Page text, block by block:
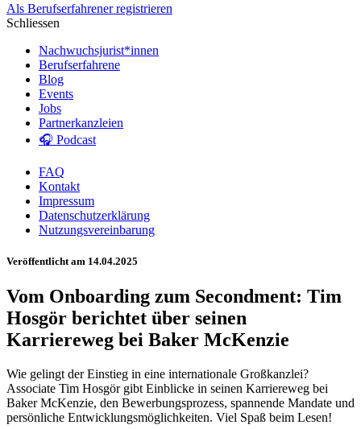
Als Berufserfahrener registrieren
Schliessen
Nachwuchsjurist*innen
Berufserfahrene
Blog
Events
Jobs
Partnerkanzleien
🎧 Podcast
FAQ
Kontakt
Impressum
Datenschutzerklärung
Nutzungsvereinbarung
Veröffentlicht am 14.04.2025
Vom Onboarding zum Secondment: Tim
Hosgör berichtet über seinen
Karriereweg bei Baker McKenzie
Wie gelingt der Einstieg in eine internationale Großkanzlei?
Associate Tim Hosgör gibt Einblicke in seinen Karriereweg bei
Baker McKenzie, den Bewerbungsprozess, spannende Mandate und
persönliche Entwicklungsmöglichkeiten. Viel Spaß beim Lesen!